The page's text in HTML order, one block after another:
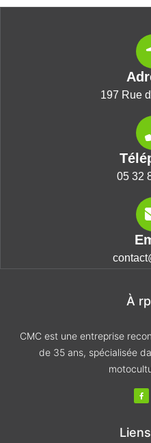
197 Rue
05 32
À
CMC est une entreprise
de 35 ans, spécialisée
F
a
c
o
k